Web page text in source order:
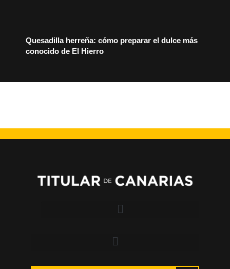
Quesadilla herreña: cómo preparar el dulce más
conocido de El Hierro